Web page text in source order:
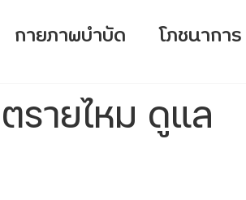
กายภาพบำบัด โภชนาการ
นอนหลับ
รายไหม ดูแล